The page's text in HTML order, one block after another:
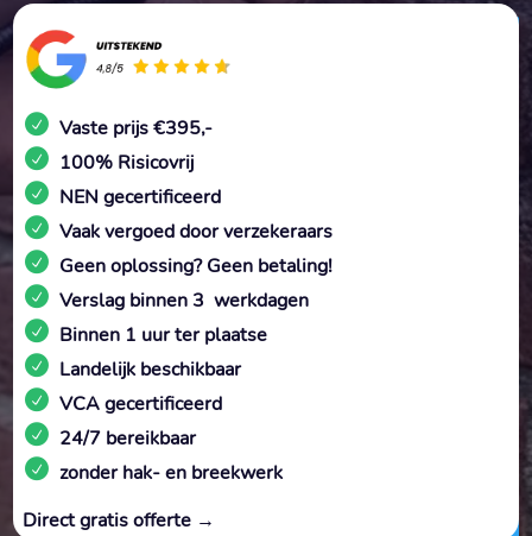
Vaste prijs €395,-
100% Risicovrij
NEN gecertificeerd
Vaak vergoed door verzekeraars
Geen oplossing? Geen betaling!
Verslag binnen 3 werkdagen
Binnen 1 uur ter plaatse
Landelijk beschikbaar
VCA gecertificeerd
24/7 bereikbaar
zonder hak- en breekwerk
Direct gratis offerte →